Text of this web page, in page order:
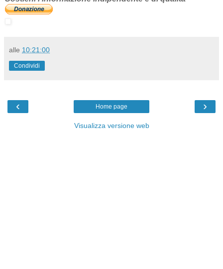
alle 10:21:00
Condividi
‹ ›
Home page
Visualizza versione web